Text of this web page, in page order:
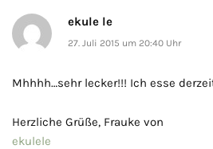
ekule le
27. Juli 2015 um 20:40 Uhr
Mhhhh…sehr lecker!!! Ich esse
Herzliche Grüße, Frauke von
ekulele